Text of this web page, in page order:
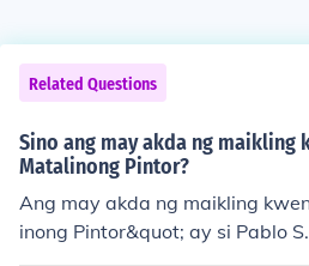
Related Questions
Sino ang may akda ng maikling
Matalinong Pintor?
Ang may akda ng maikling
inong Pintor&quot; ay si Pablo
ng manunulat at isa sa mga